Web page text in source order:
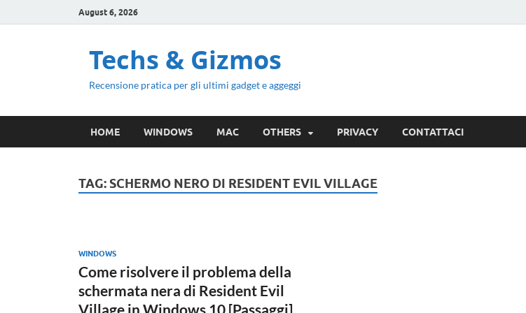
August 6, 2026
Techs & Gizmos
Recensione pratica per gli ultimi gadget e aggeggi
HOME WINDOWS MAC OTHERS PRIVACY CONTATTACI
TAG: SCHERMO NERO DI RESIDENT EVIL VILLAGE
WINDOWS
Come risolvere il problema della
schermata nera di Resident Evil
Village in Windows 10 [Passaggi]